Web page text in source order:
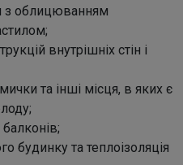
з облицюванням
внутрішніх стін і
та інші місця, в яких є
будинку та теплоізоляція